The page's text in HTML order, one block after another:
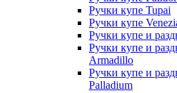
Ручки купе Tupai
Ручки купе
Ручки купе и
Ручки купе и
Armadillo
Ручки купе и
Palladium